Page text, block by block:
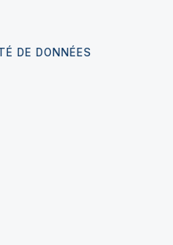
DE DONNÉES